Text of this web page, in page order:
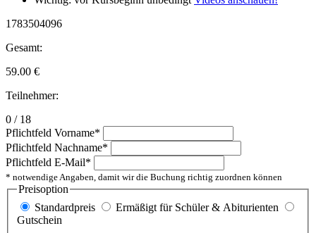
1783504096
Gesamt:
59.00 €
Teilnehmer:
0 / 18
Pflichtfeld Vorname*
Pflichtfeld Nachname*
Pflichtfeld E-Mail*
* notwendige Angaben, damit wir die Buchung richtig zuordnen können
Preisoption
Standardpreis
Ermäßigt für Schüler & Abiturienten
Gutschein